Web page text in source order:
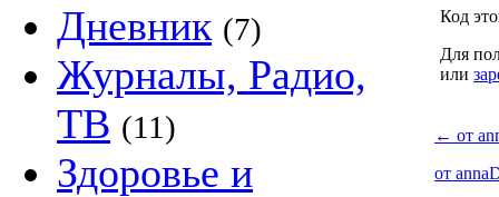
Дневник (7)
Журналы, Радио,
ТВ (11)
Здоровье и
Код
Для
или
← от
от